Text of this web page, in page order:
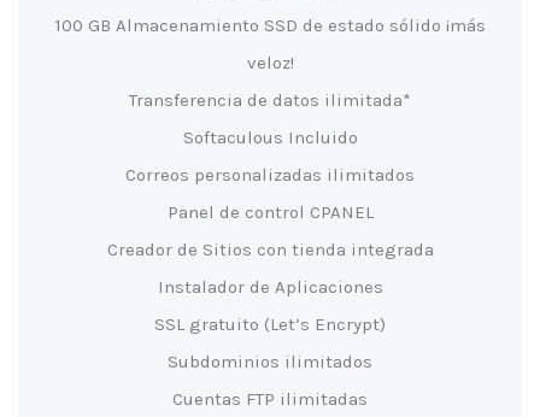
100 GB Almacenamiento SSD de estado sólido ¡más
veloz!
Transferencia de datos ilimitada*
Softaculous Incluido
Correos personalizadas ilimitados
Panel de control CPANEL
Creador de Sitios con tienda integrada
Instalador de Aplicaciones
SSL gratuito (Let’s Encrypt)
Subdominios ilimitados
Cuentas FTP ilimitadas